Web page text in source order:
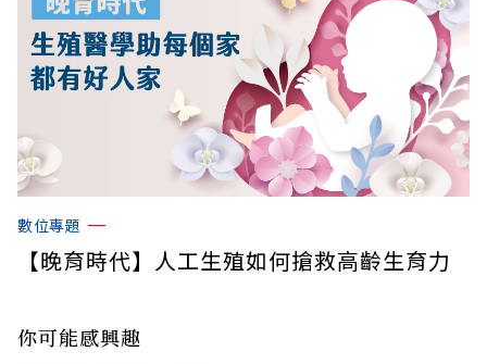
數位專題
【晚育時代】人工生殖如何搶救高齡生育力
你可能感興趣